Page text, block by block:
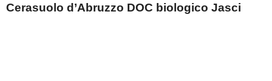
Cerasuolo d’Abruzzo DOC biologico Jasci